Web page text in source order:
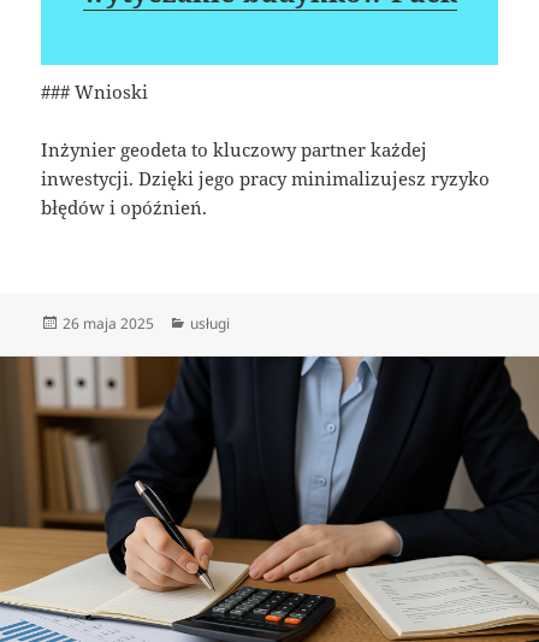
### Wnioski
Inżynier geodeta to kluczowy partner każdej
inwestycji. Dzięki jego pracy minimalizujesz ryzyko
błędów i opóźnień.
Data
26 maja 2025 Kategorie
usługi